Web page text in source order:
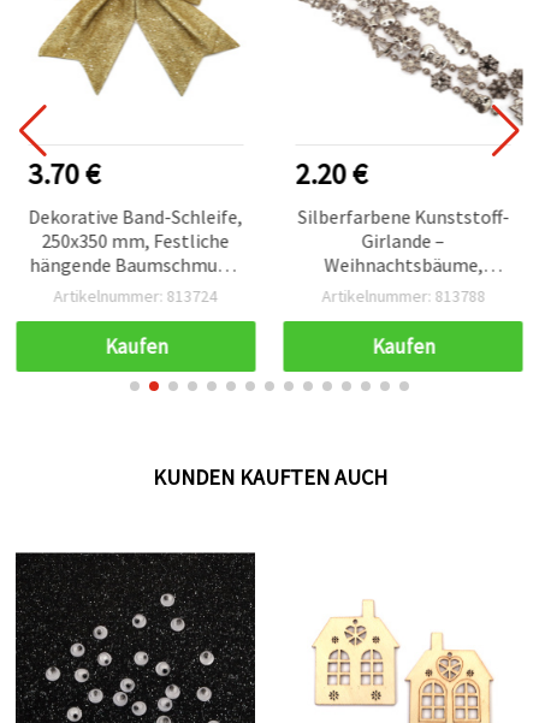
3.70 €
Dekorative Band-Schleife,
250x350 mm, Festliche
hängende Baumschmuck-
Kugeln
Artikelnummer: 813724
Kaufen
2.20 €
Silberfarbene Kunststoff-
Girlande –
Weihnachtsbäume,
Schneemann &
2,7 m
Artikelnummer: 813788
Kaufen
KUNDEN KAUFTEN AUCH